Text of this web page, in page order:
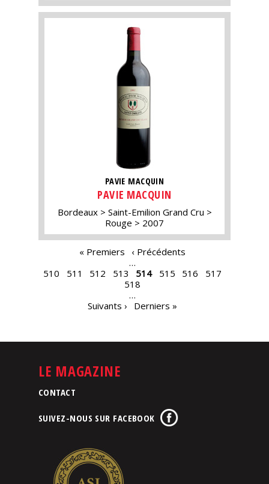
PAVIE MACQUIN
PAVIE MACQUIN
Bordeaux
Saint-Emilion Grand Cru
Rouge
2007
« Premiers
‹ Précédents
…
510
511 512 513 514 515 516
517
518
…
Suivants ›
Derniers »
LE MAGAZINE
CONTACT
SUIVEZ-NOUS SUR FACEBOOK